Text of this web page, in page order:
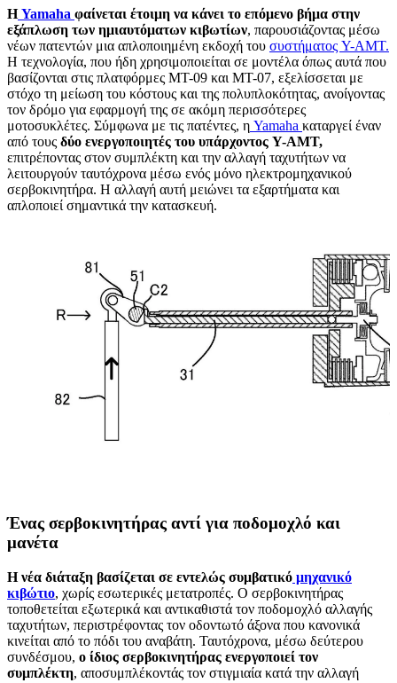
ΗYamaha φαίνεται έτοιμη να κάνει το επόμενο βήμα στην
εξάπλωση των ημιαυτόματων κιβωτίων, παρουσιάζοντας μέσω
νέων πατεντών μια απλοποιημένη εκδοχή του συστήματος Y-AMT.
Η τεχνολογία, που ήδη χρησιμοποιείται σε μοντέλα όπως αυτά που
βασίζονται στις πλατφόρμες MT-09 και MT-07, εξελίσσεται με
στόχο τη μείωση του κόστους και της πολυπλοκότητας, ανοίγοντας
τον δρόμο για εφαρμογή της σε ακόμη περισσότερες
μοτοσυκλέτες. Σύμφωνα με τις πατέντες, η Yamaha καταργεί έναν
από τους δύο ενεργοποιητές του υπάρχοντος Y-AMT,
επιτρέποντας στον συμπλέκτη και την αλλαγή ταχυτήτων να
λειτουργούν ταυτόχρονα μέσω ενός μόνο ηλεκτρομηχανικού
σερβοκινητήρα. Η αλλαγή αυτή μειώνει τα εξαρτήματα και
απλοποιεί σημαντικά την κατασκευή.
Ένας σερβοκινητήρας αντί για ποδομοχλό και
μανέτα
Η νέα διάταξη βασίζεται σε εντελώς συμβατικό μηχανικό
κιβώτιο, χωρίς εσωτερικές μετατροπές. Ο σερβοκινητήρας
τοποθετείται εξωτερικά και αντικαθιστά τον ποδομοχλό αλλαγής
ταχυτήτων, περιστρέφοντας τον οδοντωτό άξονα που κανονικά
κινείται από το πόδι του αναβάτη. Ταυτόχρονα, μέσω δεύτερου
συνδέσμου, ο ίδιος σερβοκινητήρας ενεργοποιεί τον
συμπλέκτη, αποσυμπλέκοντάς τον στιγμιαία κατά την αλλαγή